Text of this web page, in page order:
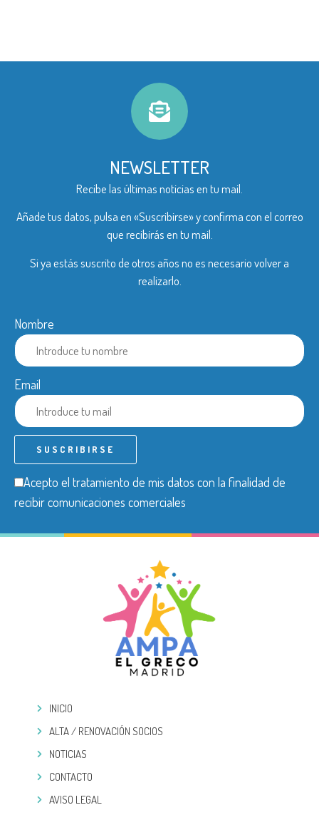
NEWSLETTER
Recibe las últimas noticias en tu mail.
Añade tus datos, pulsa en «Suscribirse» y confirma con el correo
que recibirás en tu mail.
Si ya estás suscrito de otros años no es necesario volver a
realizarlo.
Nombre
Email
Acepto el tratamiento de mis datos con la finalidad de
recibir comunicaciones comerciales
INICIO
ALTA / RENOVACIÓN SOCIOS
NOTICIAS
CONTACTO
AVISO LEGAL